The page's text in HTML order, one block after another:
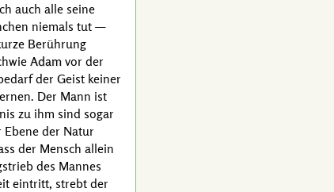
auch alle seine
niemals tut —
Berührung
Adam vor der
der Geist keiner
Der Mann ist
zu ihm sind sogar
der Natur
der Mensch allein
des Mannes
eintritt, strebt der